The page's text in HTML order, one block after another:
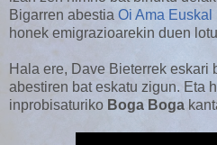
Bigarren abestia Oi Ama Euskal
honek emigrazioarekin duen
Hala ere, Dave Bieterrek eskari
abestiren bat eskatu zigun. Eta
inprobisaturiko Boga Boga